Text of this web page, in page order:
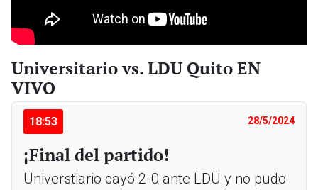
Universitario vs. LDU Quito EN
VIVO
18:53 28/5/2024
¡Final del partido!
Universtiario cayó 2-0 ante LDU y no pudo